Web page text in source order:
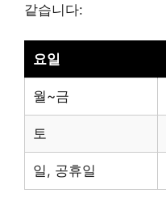
같습니다:
요일
월~금
토
일, 공휴일